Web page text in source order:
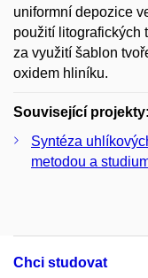
uniformní depozice
použití litografických
za využití šablon
oxidem hliníku.
Související projekty:
Syntéza
metodou a
Chci studovat